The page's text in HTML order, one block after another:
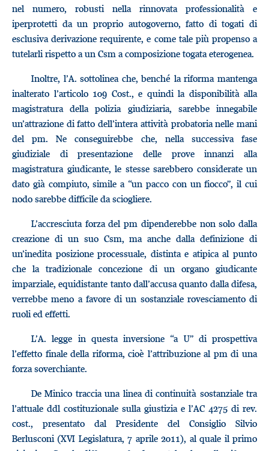
nel numero, robusti nella rinnovata professionalità e
iperprotetti da un proprio autogoverno, fatto di togati di
esclusiva derivazione requirente, e come tale più propenso a
tutelarli rispetto a un Csm a composizione togata eterogenea.
Inoltre, l’A. sottolinea che, benché la riforma mantenga
inalterato l’articolo 109 Cost., e quindi la disponibilità alla
magistratura della polizia giudiziaria, sarebbe innegabile
un’attrazione di fatto dell’intera attività probatoria nelle mani
del pm. Ne conseguirebbe che, nella successiva fase
giudiziale di presentazione delle prove innanzi alla
magistratura giudicante, le stesse sarebbero considerate un
dato già compiuto, simile a “un pacco con un fiocco”, il cui
nodo sarebbe difficile da sciogliere.
L’accresciuta forza del pm dipenderebbe non solo dalla
creazione di un suo Csm, ma anche dalla definizione di
un’inedita posizione processuale, distinta e atipica al punto
che la tradizionale concezione di un organo giudicante
imparziale, equidistante tanto dall’accusa quanto dalla difesa,
verrebbe meno a favore di un sostanziale rovesciamento di
ruoli ed effetti.
L’A. legge in questa inversione “a U” di prospettiva
l’effetto finale della riforma, cioè l’attribuzione al pm di una
forza soverchiante.
De Minico traccia una linea di continuità sostanziale tra
l’attuale ddl costituzionale sulla giustizia e l’AC 4275 di rev.
cost., presentato dal Presidente del Consiglio Silvio
Berlusconi (XVI Legislatura, 7 aprile 2011), al quale il primo